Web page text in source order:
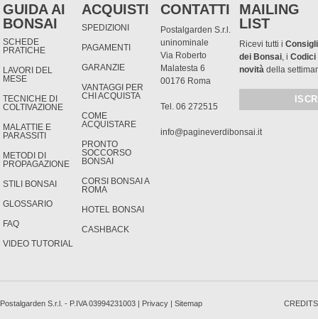
GUIDA AI
BONSAI
SCHEDE
PRATICHE
LAVORI DEL
MESE
TECNICHE DI
COLTIVAZIONE
MALATTIE E
PARASSITI
METODI DI
PROPAGAZIONE
STILI BONSAI
GLOSSARIO
FAQ
VIDEO TUTORIAL
ACQUISTI
SPEDIZIONI
PAGAMENTI
GARANZIE
VANTAGGI PER
CHI ACQUISTA
COME
ACQUISTARE
PRONTO
SOCCORSO
BONSAI
CORSI BONSAI A
ROMA
HOTEL BONSAI
CASHBACK
CONTATTI
Postalgarden S.r.l.
uninominale
Via Roberto
Malatesta 6
00176 Roma
Tel. 06 272515
info@pagineverdibonsai.it
MAILING
LIST
Ricevi tutti i
dei Bonsai , iCodici
novità della
Postalgarden S.r.l. - P.IVA 03994231003 | Privacy | Sitemap CREDITS